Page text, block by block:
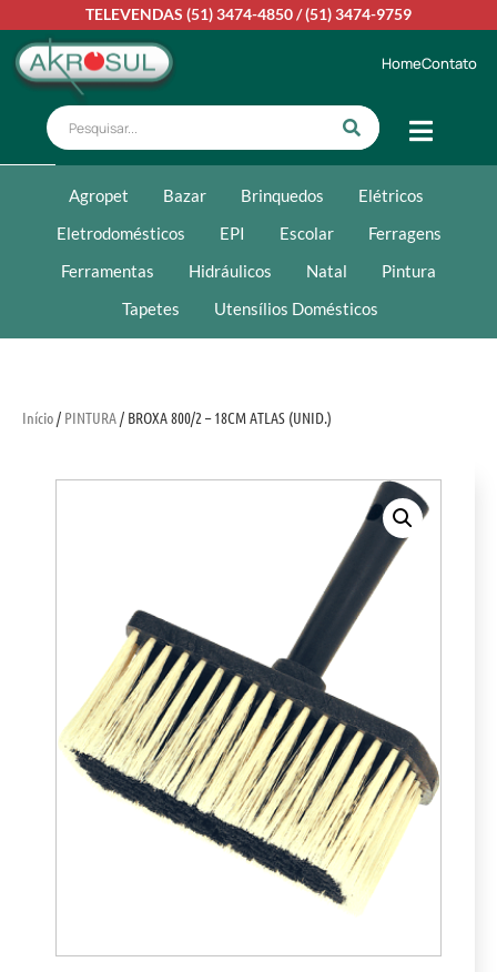
TELEVENDAS (51) 3474-4850/(51) 3474-9759
HomeContato
Agropet Bazar Brinquedos
Elétricos
Eletrodomésticos
EPI Escolar
Ferragens
Ferramentas
Hidráulicos Natal
Pintura
Tapetes
Utensílios Domésticos
Início/ PINTURA/ BROXA 800/2 – 18CM ATLAS (UNID.)